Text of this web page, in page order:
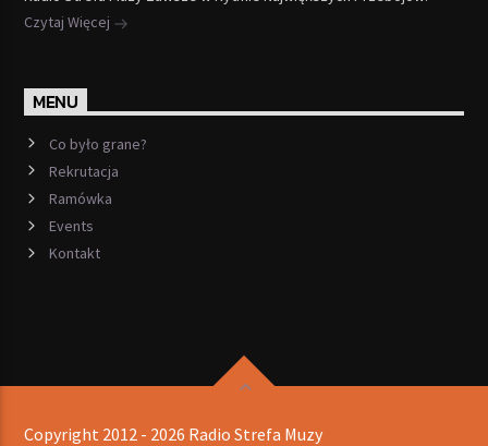
Czytaj Więcej
MENU
Co było grane?
Rekrutacja
Ramówka
Events
Kontakt
Copyright 2012 - 2026 Radio Strefa Muzy